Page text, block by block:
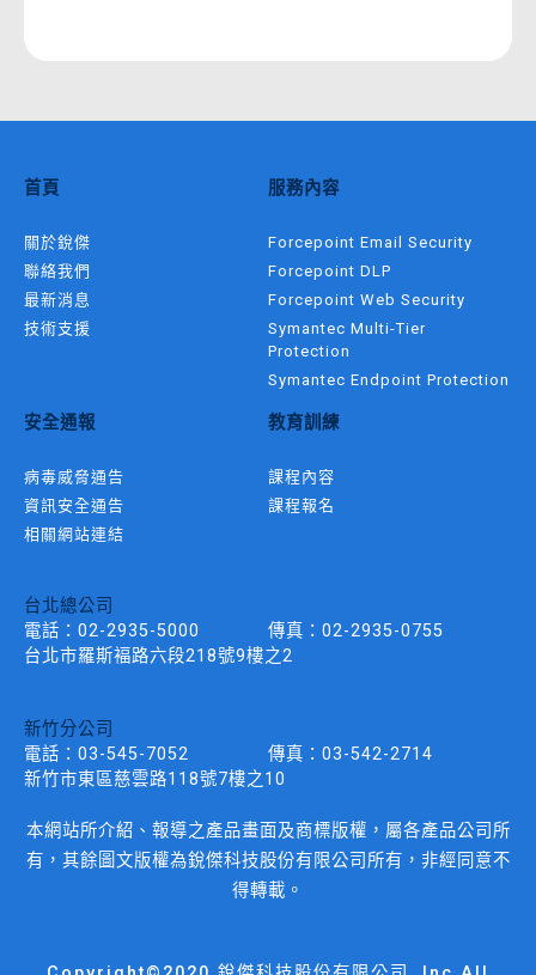
首頁
關於銳傑
聯絡我們
最新消息
技術支援
服務內容
Forcepoint Email Security
Forcepoint DLP
Forcepoint Web Security
Symantec Multi-Tier
Protection
Symantec Endpoint Protection
安全通報
病毒威脅通告
資訊安全通告
相關網站連結
教育訓練
課程內容
課程報名
台北總公司
電話： 02-2935-5000 傳真： 02-2935-0755
台北市羅斯褔路六段218號9樓之2
新竹分公司
電話： 03-545-7052 傳真： 03-542-2714
新竹市東區慈雲路118號7樓之10
本網站所介紹、報導之產品畫面及商標版權，屬各產品公司所
有，其餘圖文版權為銳傑科技股份有限公司所有，非經同意不
得轉載。